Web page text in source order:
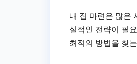
내 집 마련은 많은
실적인 전략이 필
최적의 방법을 찾